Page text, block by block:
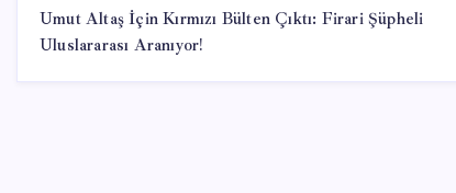
Umut Altaş İçin Kırmızı Bülten Çıktı: Firari Şüpheli
Uluslararası Aranıyor!